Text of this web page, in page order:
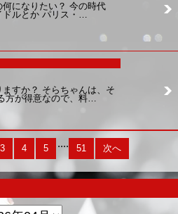
何になりたい？ 今の時代
ドルとか パリス・…
ますか？ そらちゃんは、そ
方が得意なので、料…
3 4 5 .... 51 次へ